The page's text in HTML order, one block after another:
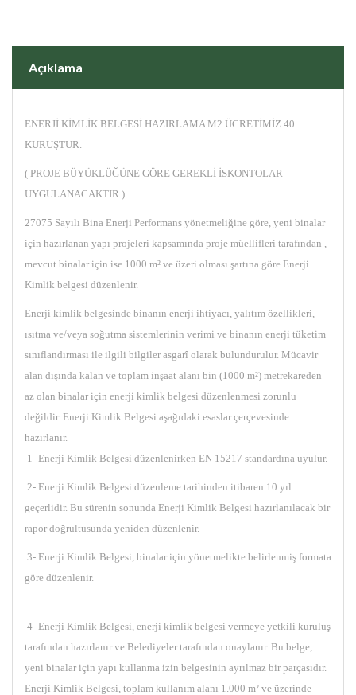
Açıklama
ENERJİ KİMLİK BELGESİ HAZIRLAMA M2 ÜCRETİMİZ 40
KURUŞTUR.
( PROJE BÜYÜKLÜĞÜNE GÖRE GEREKLİ İSKONTOLAR
UYGULANACAKTIR )
27075 Sayılı Bina Enerji Performans yönetmeliğine göre, yeni binalar
için hazırlanan yapı projeleri kapsamında proje müellifleri tarafından ,
mevcut binalar için ise 1000 m² ve üzeri olması şartına göre Enerji
Kimlik belgesi düzenlenir.
Enerji kimlik belgesinde binanın enerji ihtiyacı, yalıtım özellikleri,
ısıtma ve/veya soğutma sistemlerinin verimi ve binanın enerji tüketim
sınıflandırması ile ilgili bilgiler asgarî olarak bulundurulur. Mücavir
alan dışında kalan ve toplam inşaat alanı bin (1000 m²) metrekareden
az olan binalar için enerji kimlik belgesi düzenlenmesi zorunlu
değildir. Enerji Kimlik Belgesi aşağıdaki esaslar çerçevesinde
hazırlanır.
1- Enerji Kimlik Belgesi düzenlenirken EN 15217 standardına uyulur.
2- Enerji Kimlik Belgesi düzenleme tarihinden itibaren 10 yıl
geçerlidir. Bu sürenin sonunda Enerji Kimlik Belgesi hazırlanılacak bir
rapor doğrultusunda yeniden düzenlenir.
3- Enerji Kimlik Belgesi, binalar için yönetmelikte belirlenmiş formata
göre düzenlenir.
4- Enerji Kimlik Belgesi, enerji kimlik belgesi vermeye yetkili kuruluş
tarafından hazırlanır ve Belediyeler tarafından onaylanır. Bu belge,
yeni binalar için yapı kullanma izin belgesinin ayrılmaz bir parçasıdır.
Enerji Kimlik Belgesi, toplam kullanım alanı 1.000 m² ve üzerinde